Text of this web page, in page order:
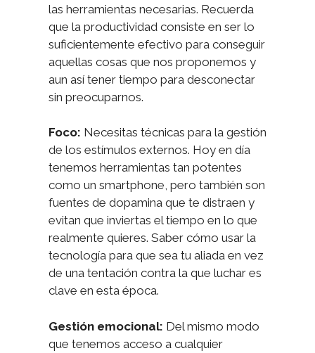
las herramientas necesarias. Recuerda
que la productividad consiste en ser lo
suficientemente efectivo para conseguir
aquellas cosas que nos proponemos y
aun así tener tiempo para desconectar
sin preocuparnos.
Foco: Necesitas técnicas para la gestión
de los estímulos externos. Hoy en día
tenemos herramientas tan potentes
como un smartphone, pero también son
fuentes de dopamina que te distraen y
evitan que inviertas el tiempo en lo que
realmente quieres. Saber cómo usar la
tecnología para que sea tu aliada en vez
de una tentación contra la que luchar es
clave en esta época.
Gestión emocional: Del mismo modo
que tenemos acceso a cualquier